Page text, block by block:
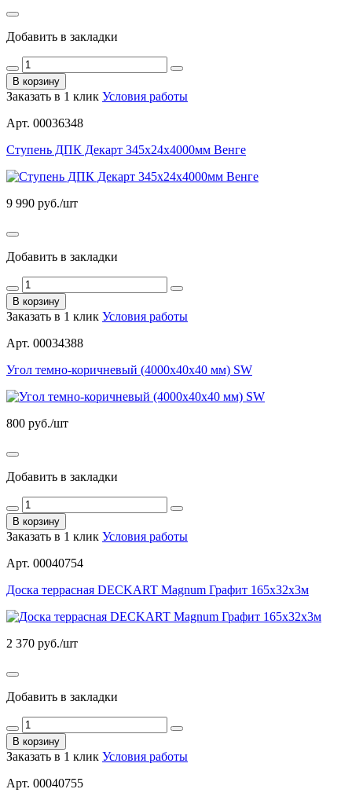
Добавить в закладки
В корзину
Заказать в 1 клик Условия работы
Арт. 00036348
Ступень ДПК Декарт 345х24х4000мм Венге
9 990 руб./шт
Добавить в закладки
В корзину
Заказать в 1 клик Условия работы
Арт. 00034388
Угол темно-коричневый (4000х40х40 мм) SW
800 руб./шт
Добавить в закладки
В корзину
Заказать в 1 клик Условия работы
Арт. 00040754
Доска террасная DECKART Magnum Графит 165х32х3м
2 370 руб./шт
Добавить в закладки
В корзину
Заказать в 1 клик Условия работы
Арт. 00040755